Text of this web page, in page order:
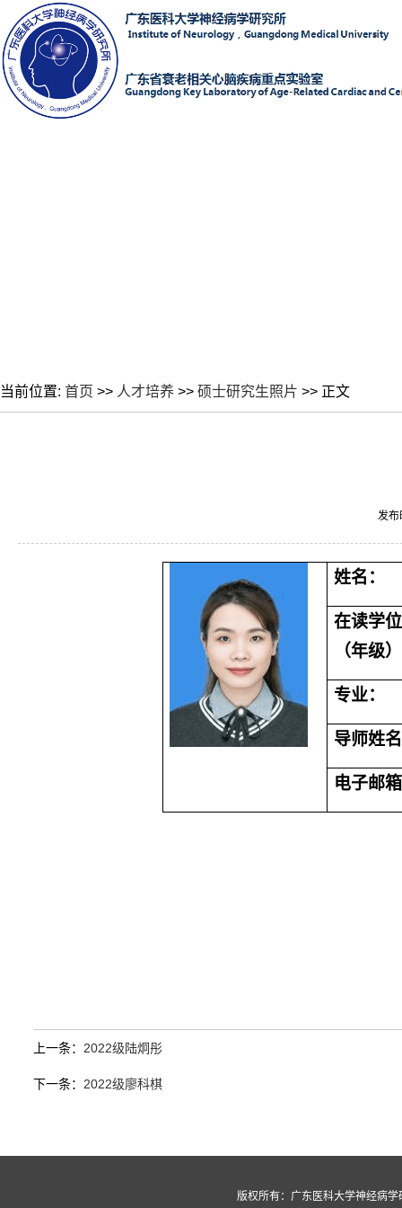
当前位置: 首页 >> 人才培养 >> 硕士研究生照片 >> 正文
发
姓名：
在读学位
（年级
专业：
导师姓
电子邮
上一条： 2022级陆炯彤
下一条： 2022级廖科棋
版权所有：广东医科大学神经病